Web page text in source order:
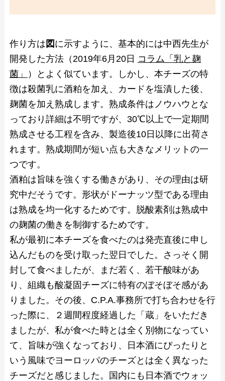
作り方は 図 に示すように、基本的には中西先生が
開発した方法（2019年6月20日 コラム「乳と麹
菌」
）とよく似ています。しかし、本チーズの特
徴は殺菌乳に酒粕を加え、カードを塩漬した後、
麹菌を加え熟成します。熟成条件はノウハウとな
っており詳細は不明ですが、30℃以上で一定期間
熟成させる工程を含み、製造後10日以降に出荷さ
れます。熟成期間が短い点も大きなメリットの一
つです。
酒粕は旨味を強くする働きがあり、その理由は研
究中だそうです。形状がドーナッツ型である理由
は熟成を均一化するためです。脱酸素剤は熟成中
の麹菌の働きを制御するためです。
私が最初に本チーズを食べたのは発売直後に申し
込んだものを受け取った翌日でした。さっそく開
封して食べましたが、まだ若く、若干酸味があ
り、組織も酸凝固チーズに特有のぼそぼそ感があ
りました。その後、C.P.A.事務所で打ち合わせを行
った際に、２週間程度経過した「蔵」をいただき
ましたが、私が食べた時とは全く別物になってい
て、旨味が強くなっており、日本酒にぴったりと
いう風味でヨーロッパのチーズとは全く異なった
チーズだと感じました。国内にも日本酒でウォッ